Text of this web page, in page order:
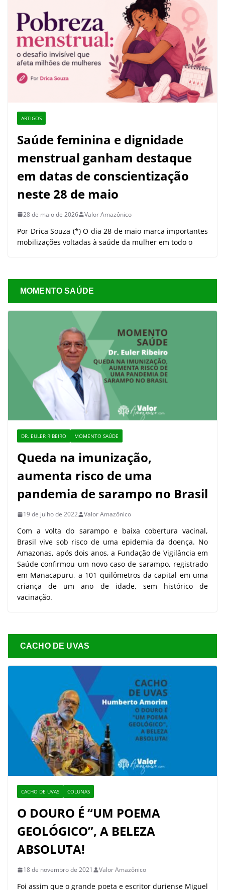
ARTIGOS
Saúde feminina e dignidade
menstrual ganham destaque
em datas de conscientização
neste 28 de maio
28 de maio de 2026 Valor Amazônico
Por Drica Souza (*) O dia 28 de maio marca importantes
mobilizações voltadas à saúde da mulher em todo o
MOMENTO SAÚDE
DR. EULER RIBEIRO MOMENTO SAÚDE
Queda na imunização,
aumenta risco de uma
pandemia de sarampo no Brasil
19 de julho de 2022 Valor Amazônico
Com a volta do sarampo e baixa cobertura vacinal,
Brasil vive sob risco de uma epidemia da doença. No
Amazonas, após dois anos, a Fundação de Vigilância em
Saúde confirmou um novo caso de sarampo, registrado
em Manacapuru, a 101 quilômetros da capital em uma
criança de um ano de idade, sem histórico de
vacinação.
CACHO DE UVAS
CACHO DE UVAS COLUNAS
O DOURO É “UM POEMA
GEOLÓGICO”, A BELEZA
ABSOLUTA!
18 de novembro de 2021 Valor Amazônico
Foi assim que o grande poeta e escritor duriense Miguel